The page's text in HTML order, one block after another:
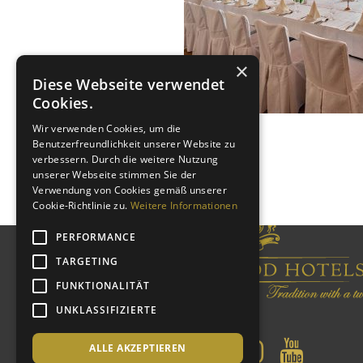
×
Diese Webseite verwendet
Cookies.
Wir verwenden Cookies, um die
Benutzerfreundlichkeit unserer Website zu
verbessern. Durch die weitere Nutzung
unserer Webseite stimmen Sie der
Verwendung von Cookies gemäß unserer
Cookie-Richtlinie zu. Weitere Informationen
PERFORMANCE
TARGETING
FUNKTIONALITÄT
UNKLASSIFIZIERTE
ALLE AKZEPTIEREN